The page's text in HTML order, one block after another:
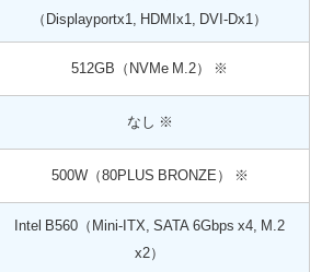
（Displayportx1, HDMIx1, DVI-Dx1）
512GB（NVMe M.2） ※
なし ※
500W（80PLUS BRONZE） ※
Intel B560（Mini-ITX, SATA 6Gbps x4, M.2
x2）